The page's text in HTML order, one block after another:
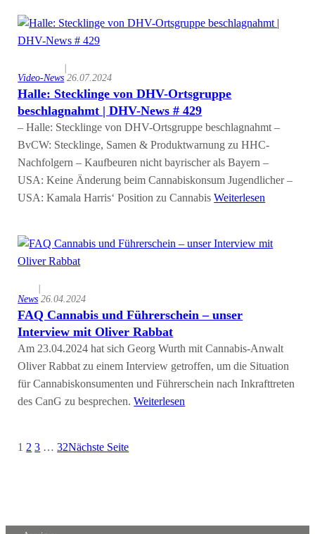
Video-News
|
26.07.2024
Halle: Stecklinge von DHV-Ortsgruppe
beschlagnahmt | DHV-News # 429
– Halle: Stecklinge von DHV-Ortsgruppe beschlagnahmt –
BvCW: Stecklinge, Samen & Produktwarnung zu HHC-
Nachfolgern – Kaufbeuren nicht bayrischer als Bayern –
USA: Keine Änderung beim Cannabiskonsum Jugendlicher –
USA: Kamala Harris‘ Position zu CannabisWeiterlesen
News
|
26.04.2024
FAQ Cannabis und Führerschein – unser
Interview mit Oliver Rabbat
Am 23.04.2024 hat sich Georg Wurth mit Cannabis-Anwalt
Oliver Rabbat zu einem Interview getroffen, um die Situation
für Cannabiskonsumenten und Führerschein nach Inkrafttreten
des CanG zu besprechen.Weiterlesen
1 2 3 … 32Nächste Seite